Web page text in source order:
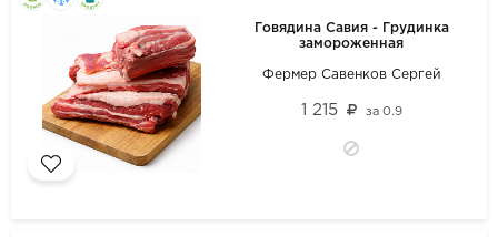
Говядина Савия - Грудинка
замороженная
Фермер Савенков Сергей
1 215 за 0.9